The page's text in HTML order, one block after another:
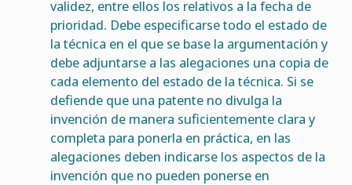
validez, entre ellos los relativos a la fecha de
prioridad. Debe especificarse todo el estado de
la técnica en el que se base la argumentación y
debe adjuntarse a las alegaciones una copia de
cada elemento del estado de la técnica. Si se
defiende que una patente no divulga la
invención de manera suficientemente clara y
completa para ponerla en práctica, en las
alegaciones deben indicarse los aspectos de la
invención que no pueden ponerse en